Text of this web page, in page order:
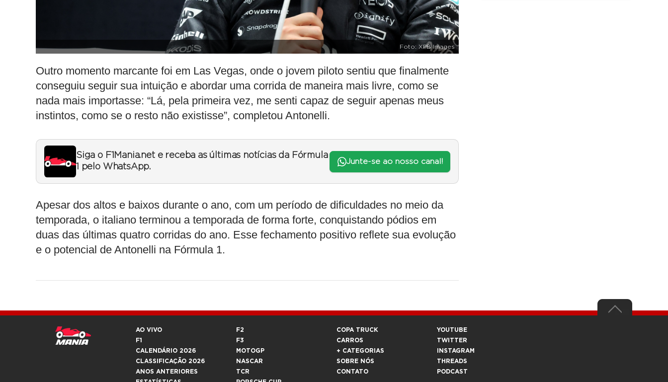
Foto: XPB Images
Outro momento marcante foi em Las Vegas, onde o jovem piloto sentiu que finalmente
conseguiu seguir sua intuição e abordar uma corrida de maneira mais livre, como se
nada mais importasse: “Lá, pela primeira vez, me senti capaz de seguir apenas meus
instintos, como se o resto não existisse”, completou Antonelli.
Siga o F1Mania.net e receba as últimas notícias da Fórmula
1 pelo WhatsApp.
Junte-se ao nosso canal!
Apesar dos altos e baixos durante o ano, com um período de dificuldades no meio da
temporada, o italiano terminou a temporada de forma forte, conquistando pódios em
duas das últimas quatro corridas do ano. Esse fechamento positivo reflete sua evolução
e o potencial de Antonelli na Fórmula 1.
AO VIVO
F1
CALENDÁRIO 2026
CLASSIFICAÇÃO 2026
ANOS ANTERIORES
F2
F3
MOTOGP
NASCAR
TCR
COPA TRUCK
CARROS
+ CATEGORIAS
SOBRE NÓS
CONTATO
YOUTUBE
TWITTER
INSTAGRAM
THREADS
PODCAST